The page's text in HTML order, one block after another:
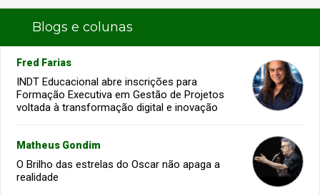
Blogs e colunas
Fred Farias
INDT Educacional abre inscrições para
Formação Executiva em Gestão de Projetos
voltada à transformação digital e inovação
Matheus Gondim
O Brilho das estrelas do Oscar não apaga a
realidade